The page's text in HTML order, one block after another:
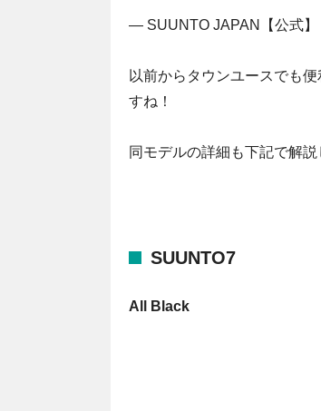
— SUUNTO JAPAN【公式】
以前からタウンユースでも
すね！
同モデルの詳細も下記で解説
SUUNTO7
All Black